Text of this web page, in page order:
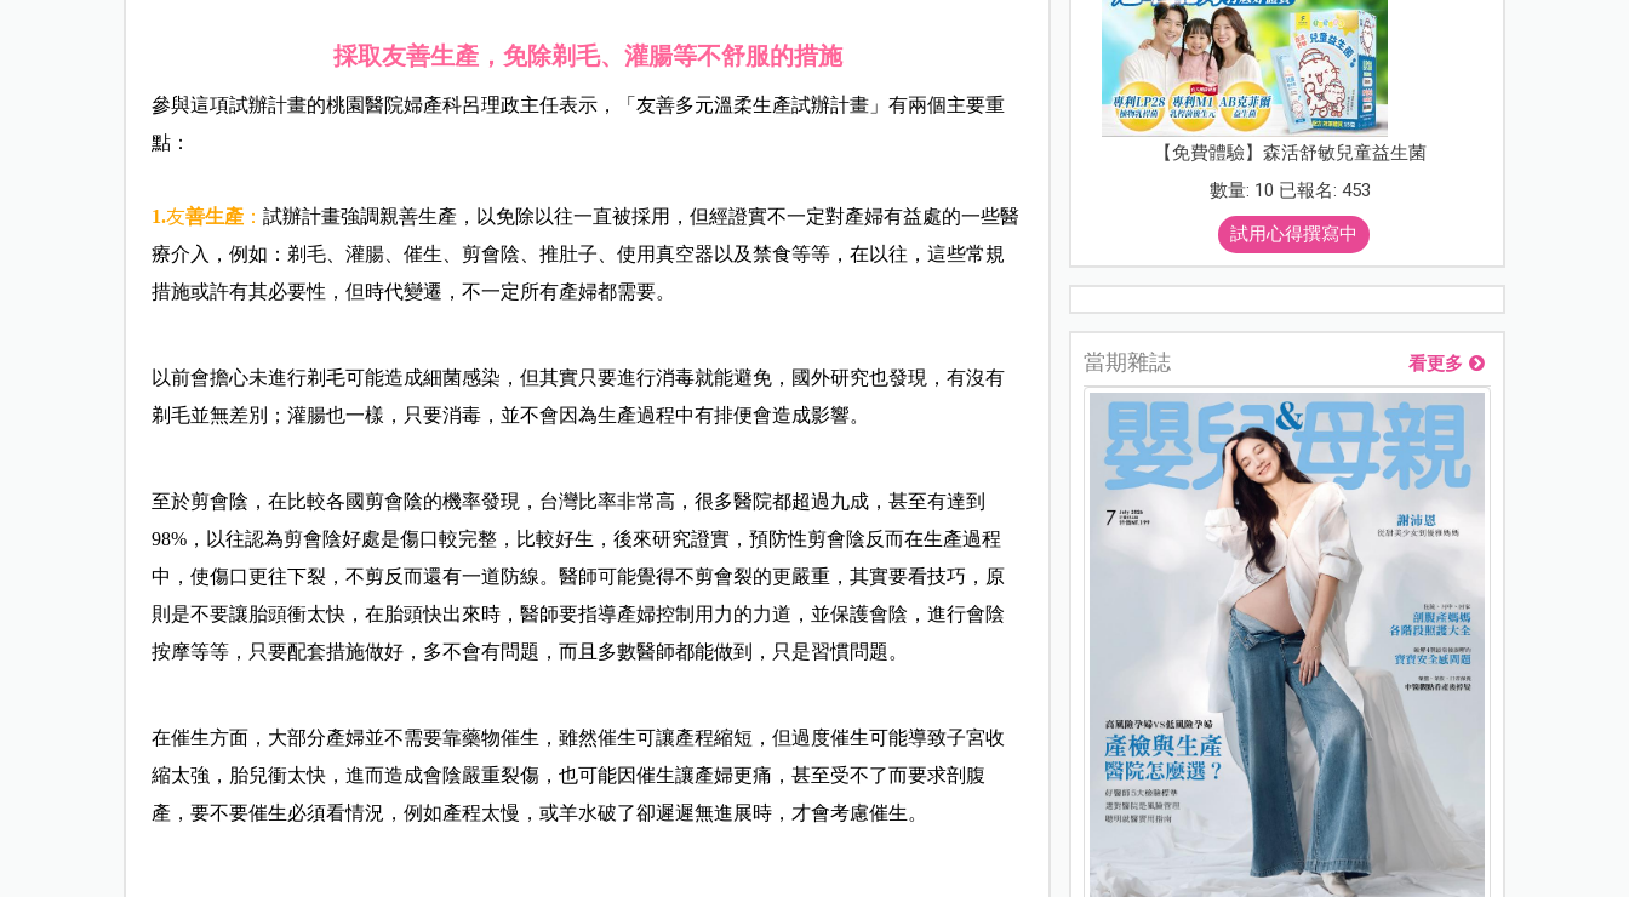
採取友善生產，免除剃毛、灌腸等不舒服的措施
參與這項試辦計畫的桃園醫院婦產科呂理政主任表示，「友善多元溫柔生產試辦計畫」有兩個主要重
點：
1.友善生產： 試辦計畫強調親善生產，以免除以往一直被採用，但經證實不一定對產婦有益處的一些醫
療介入，例如：剃毛、灌腸、催生、剪會陰、推肚子、使用真空器以及禁食等等，在以往，這些常規
措施或許有其必要性，但時代變遷，不一定所有產婦都需要。
以前會擔心未進行剃毛可能造成細菌感染，但其實只要進行消毒就能避免，國外研究也發現，有沒有
剃毛並無差別；灌腸也一樣，只要消毒，並不會因為生產過程中有排便會造成影響。
至於剪會陰，在比較各國剪會陰的機率發現，台灣比率非常高，很多醫院都超過九成，甚至有達到
98%，以往認為剪會陰好處是傷口較完整，比較好生，後來研究證實，預防性剪會陰反而在生產過程
中，使傷口更往下裂，不剪反而還有一道防線。醫師可能覺得不剪會裂的更嚴重，其實要看技巧，原
則是不要讓胎頭衝太快，在胎頭快出來時，醫師要指導產婦控制用力的力道，並保護會陰，進行會陰
按摩等等，只要配套措施做好，多不會有問題，而且多數醫師都能做到，只是習慣問題。
在催生方面，大部分產婦並不需要靠藥物催生，雖然催生可讓產程縮短，但過度催生可能導致子宮收
縮太強，胎兒衝太快，進而造成會陰嚴重裂傷，也可能因催生讓產婦更痛，甚至受不了而要求剖腹
產，要不要催生必須看情況，例如產程太慢，或羊水破了卻遲遲無進展時，才會考慮催生。
【免費體驗】森活舒敏兒童益生菌
數量: 10 已報名: 453
試用心得撰寫中
當期雜誌 看更多